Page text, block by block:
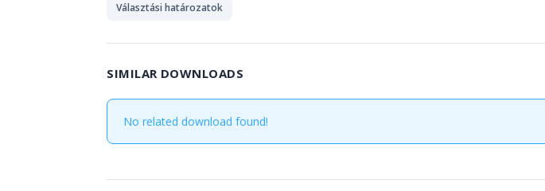
Választási határozatok
SIMILAR DOWNLOADS
No related download found!